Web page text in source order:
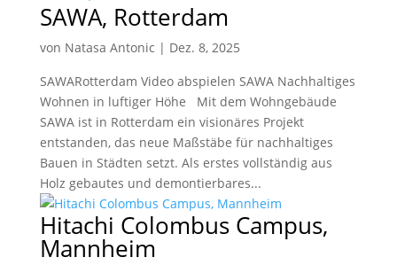
SAWA, Rotterdam
von Natasa Antonic | Dez. 8, 2025
SAWARotterdam Video abspielen SAWA Nachhaltiges
Wohnen in luftiger Höhe Mit dem Wohngebäude
SAWA ist in Rotterdam ein visionäres Projekt
entstanden, das neue Maßstäbe für nachhaltiges
Bauen in Städten setzt. Als erstes vollständig aus
Holz gebautes und demontierbares...
Hitachi Colombus Campus,
Mannheim